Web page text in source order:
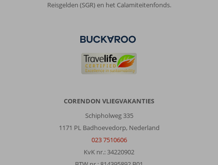
Reisgelden (SGR) en het Calamiteitenfonds.
CORENDON VLIEGVAKANTIES
Schipholweg 335
1171 PL Badhoevedorp, Nederland
023 7510606
KvK nr.: 34220902